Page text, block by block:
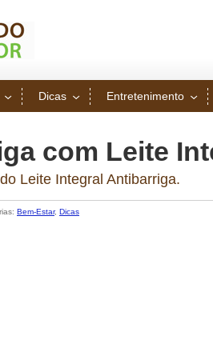
Dicas Entretenimento
com Leite
Leite Integral Antibarriga.
Bem-Estar, Dicas